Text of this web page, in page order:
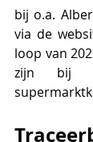
bij o.a.
via de
loop van
zijn bij